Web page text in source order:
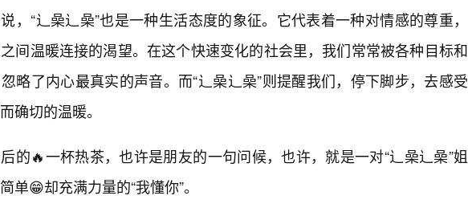
，“辶喿辶喿”也是一种生活态度的象征。它代表着一种对情感的尊重，
间温暖连接的渴望。在这个快速变化的社会里，我们常常被各种目标和
略了内心最真实的声音。而“辶喿辶喿”则提醒我们，停下脚步，去感受
确切的温暖。
的🔥一杯热茶，也许是朋友的一句问候，也许，就是一对“辶喿辶喿”姐
单😁却充满力量的“我懂你”。